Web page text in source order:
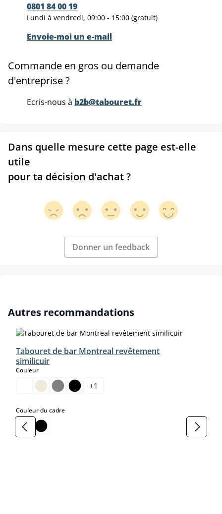
0801 84 00 19
Lundi à vendredi, 09:00 - 15:00 (gratuit)
Envoie-moi un e-mail
Commande en gros ou demande
d'entreprise ?
Ecris-nous à b2b@tabouret.fr
Dans quelle mesure cette page est-elle
utile
pour ta décision d'achat ?
Donner un feedback
Ignorer la galerie de produits
Autres recommandations
Tabouret de bar Montreal revêtement
similicuir
Couleurselect
+1
Couleur du cadreselect